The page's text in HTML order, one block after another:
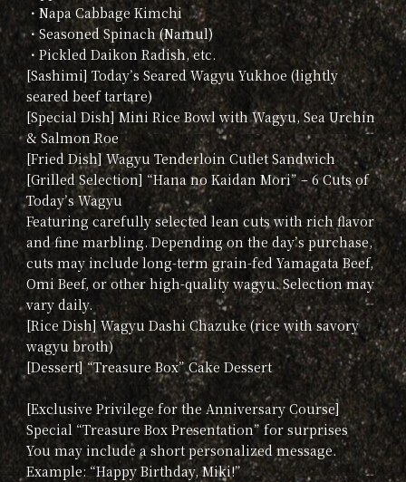
・Napa Cabbage Kimchi
・Seasoned Spinach (Namul)
・Pickled Daikon Radish, etc.
[Sashimi] Today’s Seared Wagyu Yukhoe (lightly
seared beef tartare)
[Special Dish] Mini Rice Bowl with Wagyu, Sea Urchin
& Salmon Roe
[Fried Dish] Wagyu Tenderloin Cutlet Sandwich
[Grilled Selection] “Hana no Kaidan Mori” – 6 Cuts of
Today’s Wagyu
Featuring carefully selected lean cuts with rich flavor
and fine marbling. Depending on the day’s purchase,
cuts may include long-term grain-fed Yamagata Beef,
Omi Beef, or other high-quality wagyu. Selection may
vary daily.
[Rice Dish] Wagyu Dashi Chazuke (rice with savory
wagyu broth)
[Dessert] “Treasure Box” Cake Dessert
[Exclusive Privilege for the Anniversary Course]
Special “Treasure Box Presentation” for surprises
You may include a short personalized message.
Example: “Happy Birthday, Miki!”